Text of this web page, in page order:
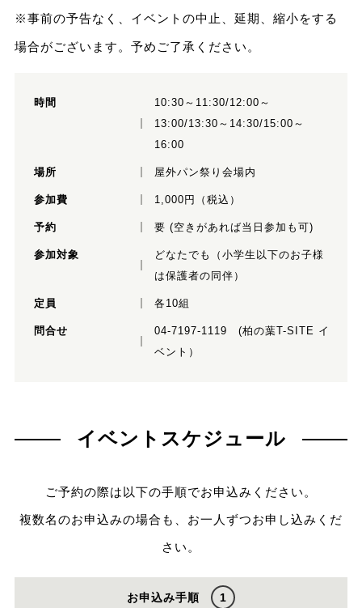
※事前の予告なく、イベントの中止、延期、縮小をする
場合がございます。予めご了承ください。
時間
10:30～11:30/12:00～
13:00/13:30～14:30/15:00～
16:00
場所 屋外パン祭り会場内
参加費 1,000円（税込）
予約 要 (空きがあれば当日参加も可)
参加対象
どなたでも（小学生以下のお子様
は保護者の同伴）
定員 各10組
問合せ
04-7197-1119 (柏の葉T-SITE イ
ベント）
イベントスケジュール
ご予約の際は以下の手順でお申込みください。
複数名のお申込みの場合も、お一人ずつお申し込みくだ
さい。
お申込み手順 1